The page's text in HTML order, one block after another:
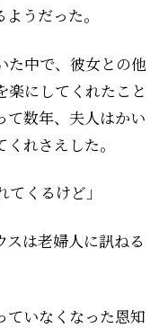
うだった。
中で、彼女との他
楽にしてくれたこと
て数年、夫人はかい
れさえした。
くるけど」
は老婦人に訊ねる
ていなくなった恩知